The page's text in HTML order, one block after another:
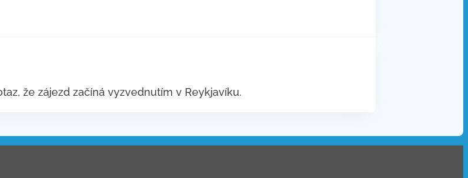
že zájezd začíná vyzvednutím v Reykjavíku.